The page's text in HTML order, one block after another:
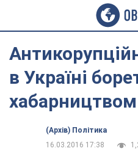
в Україні
хабарництвом
(Архів) Політика
16.03.2016 17:38